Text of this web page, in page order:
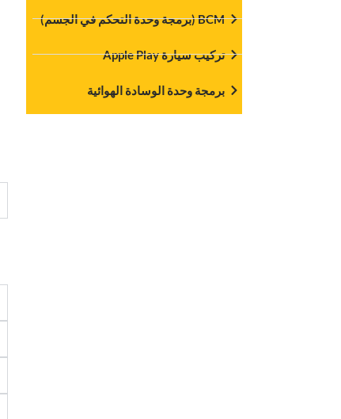
‏BCM (برمجة وحدة التحكم في الجسم)‏
‏تركيب سيارة Apple Play‏
‏برمجة وحدة الوسادة الهوائية‏